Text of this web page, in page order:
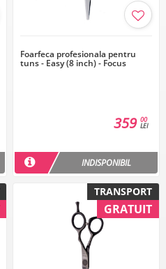
Foarfeca profesionala pentru
tuns - Easy (8 inch) - Focus
00
LEI
359
INDISPONIBIL
TRANSPORT
GRATUIT